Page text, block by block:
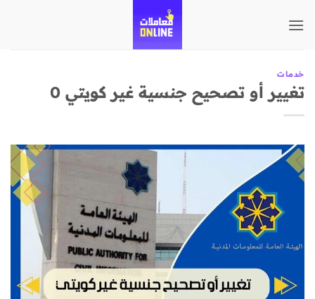
للمحتوى
خدمات
تغيير أو تصحيح جنسية غير كويتي 0